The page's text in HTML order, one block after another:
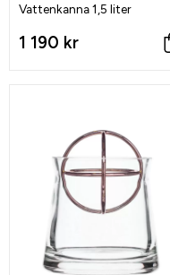
Vattenkanna 1,5 liter
1 190 kr